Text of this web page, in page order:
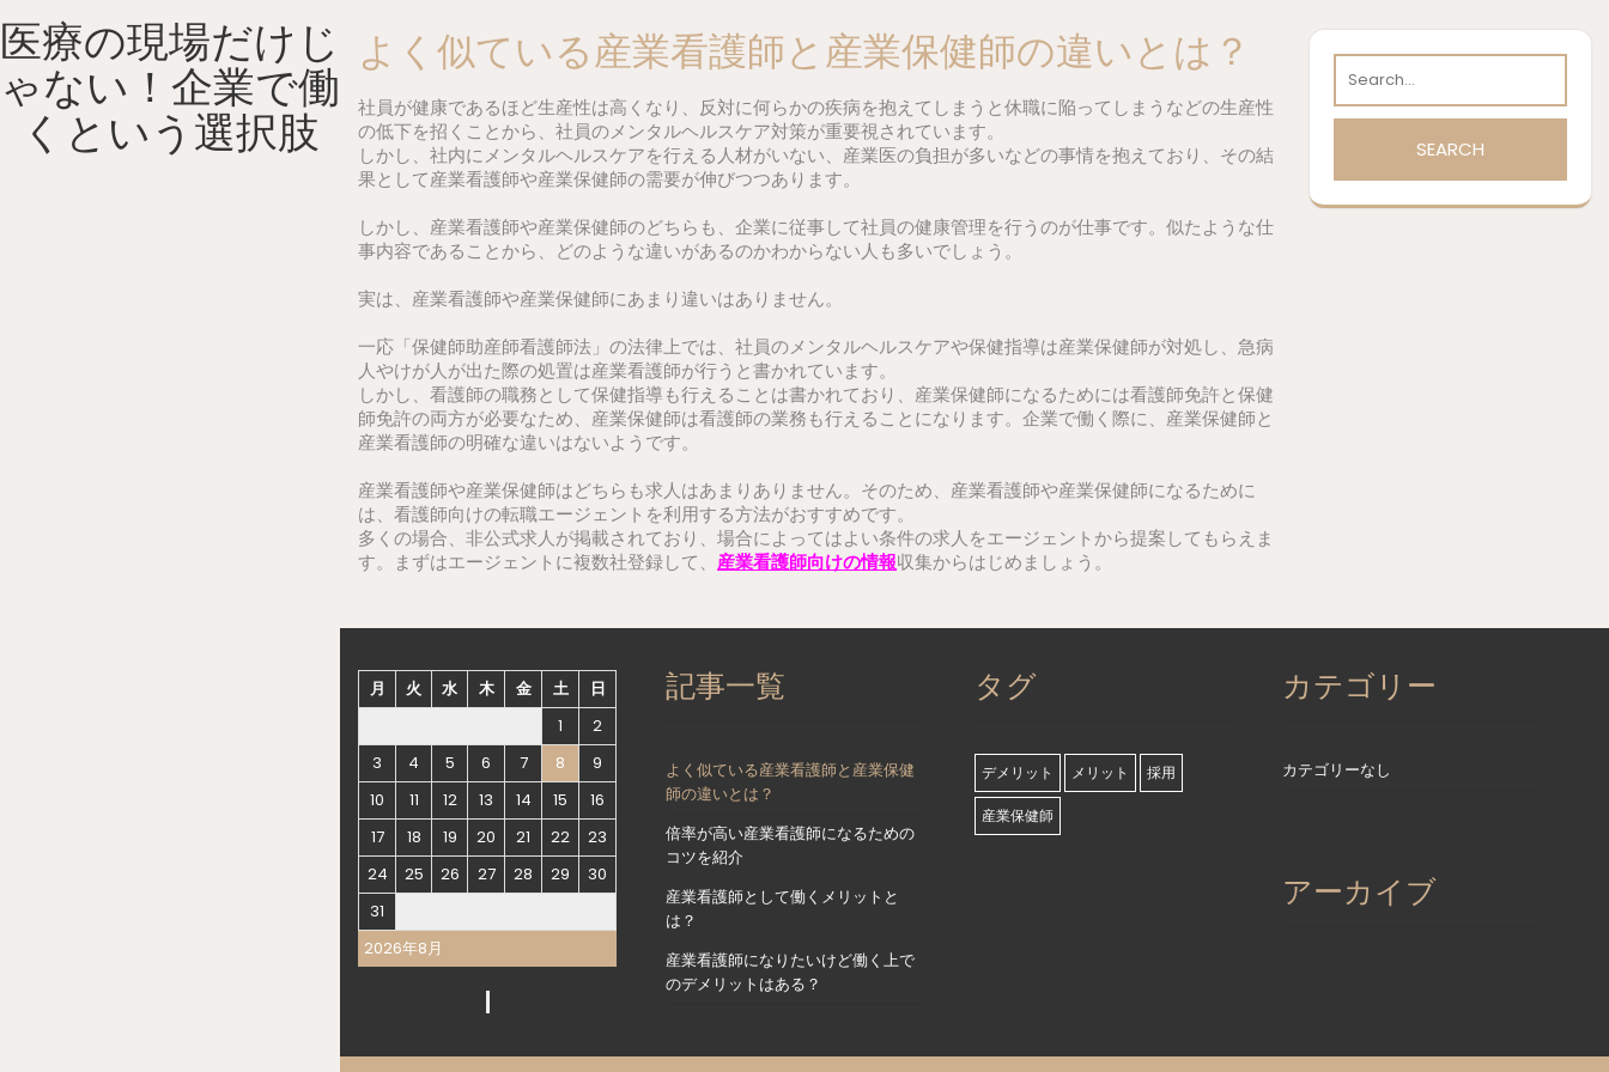
to
content
医療の現場だけじ
ゃない！企業で働
くという選択肢
よく似ている産業看護師と産業保健師の違いとは？
社員が健康であるほど生産性は高くなり、反対に何らかの疾病を抱えてしまうと休職に陥ってしまうなどの生産性
の低下を招くことから、社員のメンタルヘルスケア対策が重要視されています。
しかし、社内にメンタルヘルスケアを行える人材がいない、産業医の負担が多いなどの事情を抱えており、その結
果として産業看護師や産業保健師の需要が伸びつつあります。
しかし、産業看護師や産業保健師のどちらも、企業に従事して社員の健康管理を行うのが仕事です。似たような仕
事内容であることから、どのような違いがあるのかわからない人も多いでしょう。
実は、産業看護師や産業保健師にあまり違いはありません。
一応「保健師助産師看護師法」の法律上では、社員のメンタルヘルスケアや保健指導は産業保健師が対処し、急病
人やけが人が出た際の処置は産業看護師が行うと書かれています。
しかし、看護師の職務として保健指導も行えることは書かれており、産業保健師になるためには看護師免許と保健
師免許の両方が必要なため、産業保健師は看護師の業務も行えることになります。企業で働く際に、産業保健師と
産業看護師の明確な違いはないようです。
産業看護師や産業保健師はどちらも求人はあまりありません。そのため、産業看護師や産業保健師になるために
は、看護師向けの転職エージェントを利用する方法がおすすめです。
多くの場合、非公式求人が掲載されており、場合によってはよい条件の求人をエージェントから提案してもらえま
す。まずはエージェントに複数社登録して、 産業看護師向けの情報収集からはじめましょう。
2026年8月
月 火 水 木 金 土
日
1
2
3
4 5 6 7 8
9
10
11 12 13 14 15
16
17
18 19 20 21 22
23
24
25 26 27 28 29
30
31
記事一覧
よく似ている産業看護師と産業保健
師の違いとは？
倍率が高い産業看護師になるための
コツを紹介
産業看護師として働くメリットと
は？
産業看護師になりたいけど働く上で
のデメリットはある？
タグ
デメリット メリット 採用
産業保健師
カテゴリー
カテゴリーなし
アーカイブ